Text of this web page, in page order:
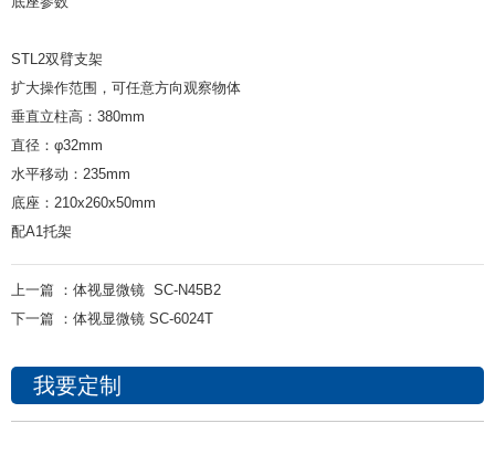
STL2双臂支架
扩大操作范围，可任意方向观察物体
垂直立柱高：380mm
直径：φ32mm
水平移动：235mm
底座：210x260x50mm
配A1托架
上一篇 ： 体视显微镜 SC-N45B2
下一篇 ： 体视显微镜 SC-6024T
我要定制